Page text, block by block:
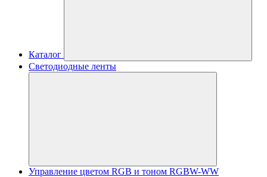
Каталог
Светодиодные ленты
Управление цветом RGB и тоном RGBW-WW